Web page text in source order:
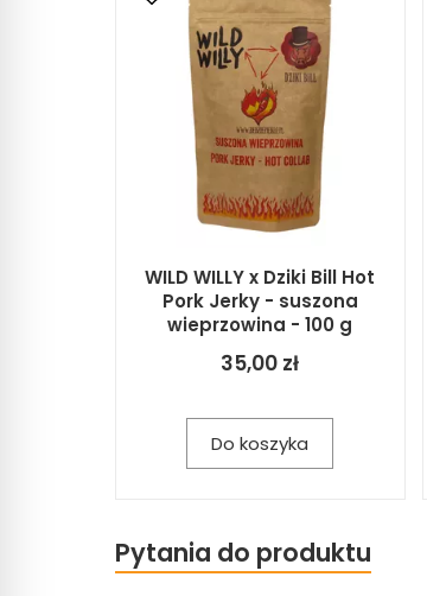
WILD WILLY x Dziki Bill Hot
Pork Jerky - suszona
wieprzowina - 100 g
35,00 zł
Do koszyka
Pytania do produktu